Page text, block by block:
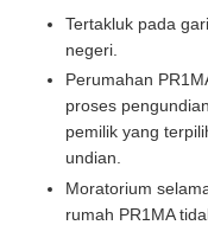
Tertakluk pada
negeri.
Perumahan
proses
pemilik yang
undian.
Moratorium
rumah PR1MA